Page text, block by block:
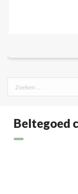
Search:
Beltegoed